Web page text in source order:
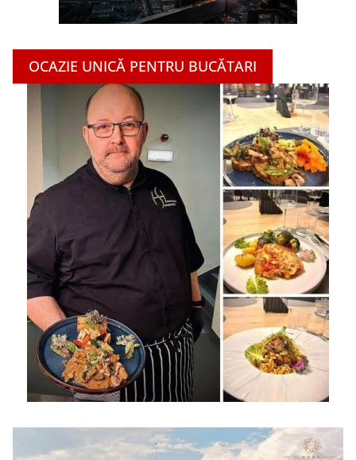
OCAZIE UNICĂ PENTRU BUCĂTARI